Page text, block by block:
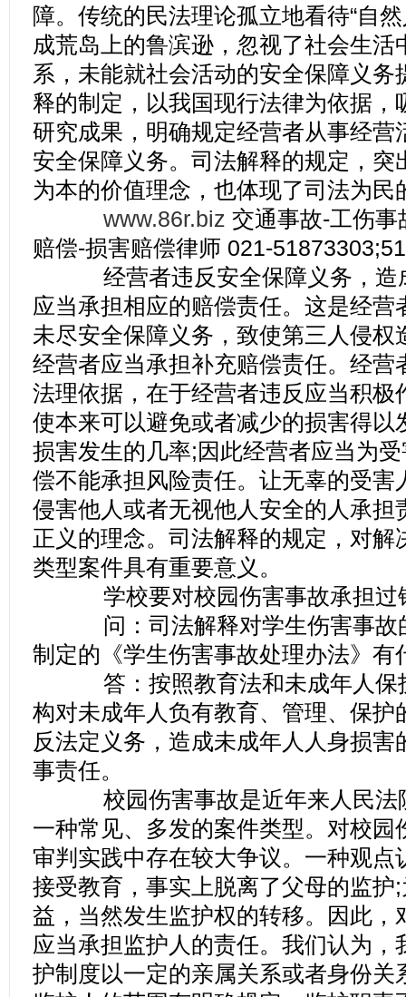
障。传统的民法理论孤立地看待“自
成荒岛上的鲁滨逊，忽视了社会生活
系，未能就社会活动的安全保障义务
释的制定，以我国现行法律为依据，
研究成果，明确规定经营者从事经营
安全保障义务。司法解释的规定，突
为本的价值理念，也体现了司法为民
www.86r.biz 交通事故-工伤事
赔偿-损害赔偿律师 021-
经营者违反安全保障义务，造
应当承担相应的赔偿责任。这是经营
未尽安全保障义务，致使第三人侵权
经营者应当承担补充赔偿责任。经营
法理依据，在于经营者违反应当积极
使本来可以避免或者减少的损害得以
损害发生的几率;因此经营者应当为
偿不能承担风险责任。让无辜的受害
侵害他人或者无视他人安全的人承担
正义的理念。司法解释的规定，对解
类型案件具有重要意义。
学校要对校园伤害事故承担过
问：司法解释对学生伤害事故
制定的《学生伤害事故处理办法》有
答：按照教育法和未成年人保
构对未成年人负有教育、管理、保护
反法定义务，造成未成年人人身损害
事责任。
校园伤害事故是近年来人民法
一种常见、多发的案件类型。对校园
审判实践中存在较大争议。一种观点
接受教育，事实上脱离了父母的监护
益，当然发生监护权的转移。因此，
应当承担监护人的责任。我们认为，
护制度以一定的亲属关系或者身份关